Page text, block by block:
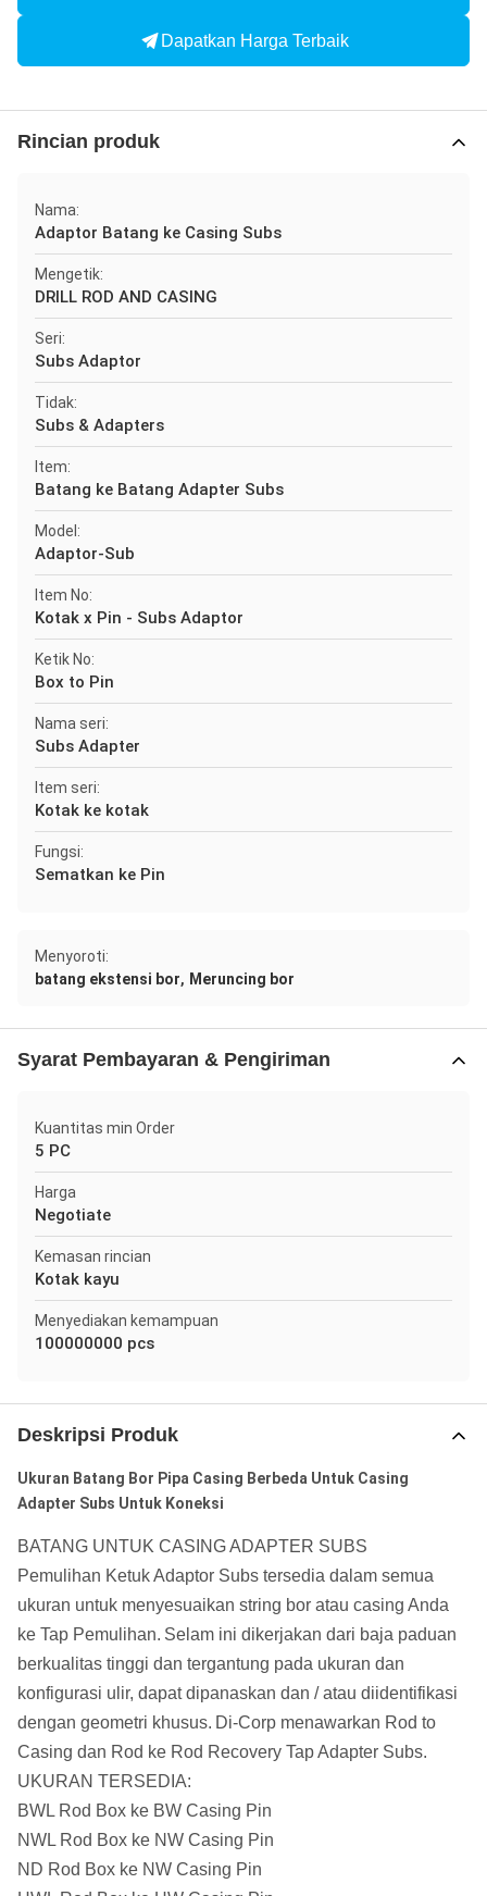
Dapatkan Harga Terbaik
Rincian produk
Nama:
Adaptor Batang ke Casing Subs
Mengetik:
DRILL ROD AND CASING
Seri:
Subs Adaptor
Tidak:
Subs & Adapters
Item:
Batang ke Batang Adapter Subs
Model:
Adaptor-Sub
Item No:
Kotak x Pin - Subs Adaptor
Ketik No:
Box to Pin
Nama seri:
Subs Adapter
Item seri:
Kotak ke kotak
Fungsi:
Sematkan ke Pin
Menyoroti:
batang ekstensi bor, Meruncing bor
Syarat Pembayaran & Pengiriman
Kuantitas min Order
5 PC
Harga
Negotiate
Kemasan rincian
Kotak kayu
Menyediakan kemampuan
100000000 pcs
Deskripsi Produk
Ukuran Batang Bor Pipa Casing Berbeda Untuk Casing
Adapter Subs Untuk Koneksi
BATANG UNTUK CASING ADAPTER SUBS
Pemulihan Ketuk Adaptor Subs tersedia dalam semua
ukuran untuk menyesuaikan string bor atau casing Anda
ke Tap Pemulihan. Selam ini dikerjakan dari baja paduan
berkualitas tinggi dan tergantung pada ukuran dan
konfigurasi ulir, dapat dipanaskan dan / atau diidentifikasi
dengan geometri khusus. Di-Corp menawarkan Rod to
Casing dan Rod ke Rod Recovery Tap Adapter Subs.
UKURAN TERSEDIA:
BWL Rod Box ke BW Casing Pin
NWL Rod Box ke NW Casing Pin
ND Rod Box ke NW Casing Pin